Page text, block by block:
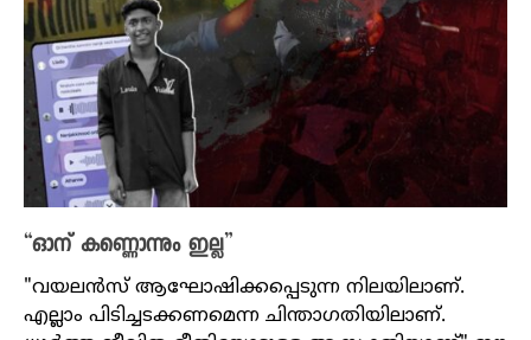
“ഓന് കണ്ണൊന്നും ഇല്ല”
"വയലൻസ് ആഘോഷിക്കപ്പെടുന്ന നിലയിലാണ്.
എല്ലാം പിടിച്ചടക്കണമെന്ന ചിന്താഗതിയിലാണ്.